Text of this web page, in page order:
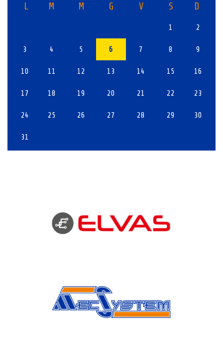
L M M G V S D
1 2
3 4 5 6 7 8 9
10 11 12 13 14 15 16
17 18 19 20 21 22 23
24 25 26 27 28 29 30
31